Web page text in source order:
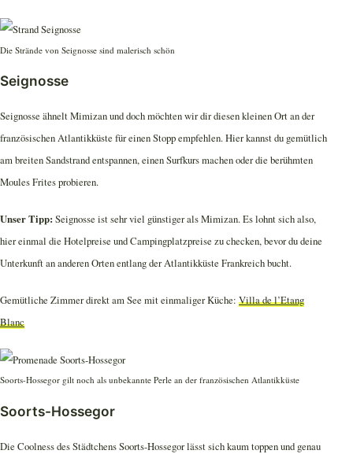
Die Strände von Seignosse sind malerisch schön
Seignosse
Seignosse ähnelt Mimizan und doch möchten wir dir diesen kleinen Ort an der
französischen Atlantikküste für einen Stopp empfehlen. Hier kannst du gemütlich
am breiten Sandstrand entspannen, einen Surfkurs machen oder die berühmten
Moules Frites probieren.
Unser Tipp: Seignosse ist sehr viel günstiger als Mimizan. Es lohnt sich also,
hier einmal die Hotelpreise und Campingplatzpreise zu checken, bevor du deine
Unterkunft an anderen Orten entlang der Atlantikküste Frankreich bucht.
Gemütliche Zimmer direkt am See mit einmaliger Küche: Villa de l’Etang
Blanc
Soorts-Hossegor gilt noch als unbekannte Perle an der französischen Atlantikküste
Soorts-Hossegor
Die Coolness des Städtchens Soorts-Hossegor lässt sich kaum toppen und genau